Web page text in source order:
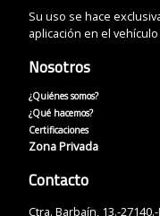
Su uso se hace
aplicación en el
Nosotros
¿Quiénes somos?
¿Qué hacemos?
Certificaciones
Zona Privada
Contacto
Ctra. Barbaín, 13.-